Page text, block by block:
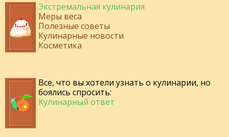
Экстремальная кулинария
Меры веса
Полезные советы
Кулинарные новости
Косметика
Все, что вы хотели узнать о кулинарии, но
боялись спросить:
Кулинарный ответ